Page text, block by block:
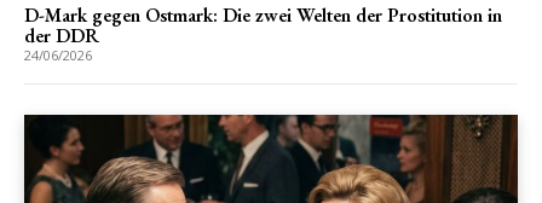
D-Mark gegen Ostmark: Die zwei Welten der Prostitution in
der DDR
24/06/2026